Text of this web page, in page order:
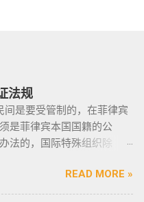
法规
间是要受管制的，在菲律宾
是菲律宾本国国籍的公
法的，国际特殊组织除
有权，由菲律宾国家警察
门监管，该部门先进行背
READ MORE »